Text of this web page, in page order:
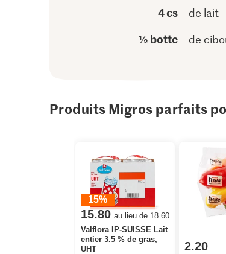
4 cs de lait
½ botte de
Produits Migros parfaits
15%
15.80 au lieu de 18.60
Valflora IP-SUISSE Lait
entier 3.5 % de gras,
UHT
2.20